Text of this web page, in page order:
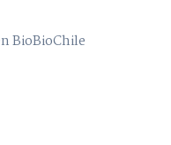
BioBioChile